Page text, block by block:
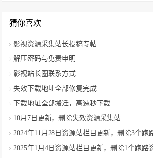
猜你喜欢
影视资源采集站长投稿专帖
解压密码与免责申明
影视站长圈联系方式
失效下载地址全部修复完成
下载地址全部搬迁，高速秒下载
10月7日更新，删除失效资源采集站